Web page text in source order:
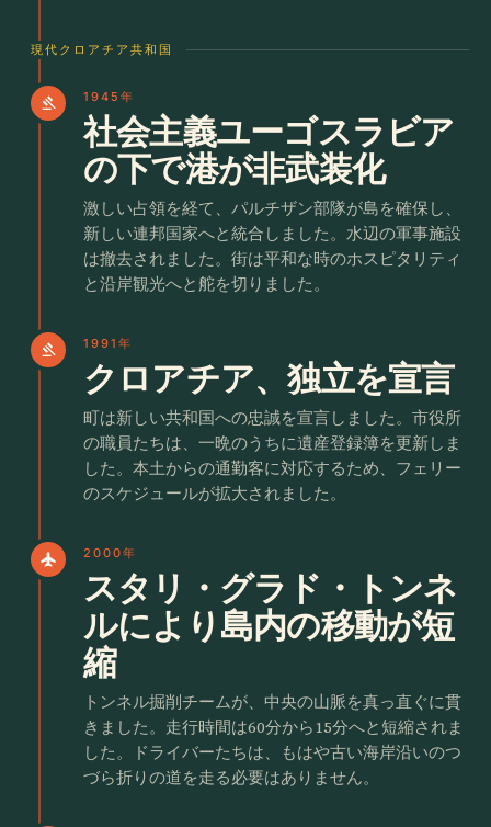
現代クロアチア共和国
gavel 1945年
社会主義ユーゴスラビア
の下で港が非武装化
激しい占領を経て、パルチザン部隊が島を確保し、
新しい連邦国家へと統合しました。水辺の軍事施設
は撤去されました。街は平和な時のホスピタリティ
と沿岸観光へと舵を切りました。
gavel 1991年
クロアチア、独立を宣言
町は新しい共和国への忠誠を宣言しました。市役所
の職員たちは、一晩のうちに遺産登録簿を更新しま
した。本土からの通勤客に対応するため、フェリー
のスケジュールが拡大されました。
flight 2000年
スタリ・グラド・トンネ
ルにより島内の移動が短
縮
トンネル掘削チームが、中央の山脈を真っ直ぐに貫
きました。走行時間は60分から15分へと短縮されま
した。ドライバーたちは、もはや古い海岸沿いのつ
づら折りの道を走る必要はありません。